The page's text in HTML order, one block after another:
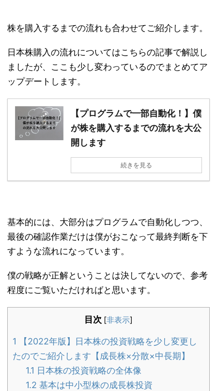
株を購入するまでの流れも合わせてご紹介します。
日本株購入の流れについてはこちらの記事で解説し
ましたが、ここも少し変わっているのでまとめてア
ップデートします。
【プログラムで一部自動化！】僕
が株を購入するまでの流れを大公
開します
続きを見る
基本的には、大部分はプログラムで自動化しつつ、
最後の確認作業だけは僕がおこなって最終判断を下
すような流れになっています。
僕の戦略が正解ということは決してないので、参考
程度にご覧いただければと思います。
目次 [非表示]
1 【2022年版】日本株の投資戦略を少し変更し
たのでご紹介します【成長株×分散×中長期】
1.1 日本株の投資戦略の全体像
1.2 基本は中小型株の成長株投資